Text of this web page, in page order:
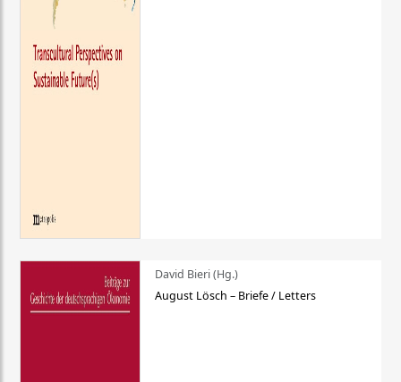
David Bieri (Hg.)
August Lösch – Briefe / Letters